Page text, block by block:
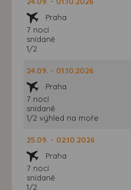
Praha
7 nocí
snídaně
1/2
24.09. - 01.10.2026
Praha
7 nocí
snídaně
1/2 výhled na moře
25.09. - 02.10.2026
Praha
7 nocí
snídaně
1/2